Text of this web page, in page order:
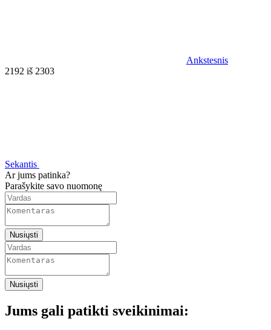
Ankstesnis
2192 iš 2303
Sekantis
Ar jums patinka?
Parašykite savo nuomonę
Nusiųsti
Nusiųsti
Jums gali patikti sveikinimai: